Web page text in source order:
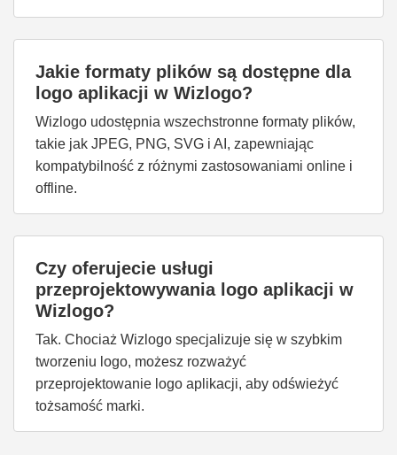
Jakie formaty plików są dostępne dla
logo aplikacji w Wizlogo?
Wizlogo udostępnia wszechstronne formaty plików,
takie jak JPEG, PNG, SVG i AI, zapewniając
kompatybilność z różnymi zastosowaniami online i
offline.
Czy oferujecie usługi
przeprojektowywania logo aplikacji w
Wizlogo?
Tak. Chociaż Wizlogo specjalizuje się w szybkim
tworzeniu logo, możesz rozważyć
przeprojektowanie logo aplikacji, aby odświeżyć
tożsamość marki.